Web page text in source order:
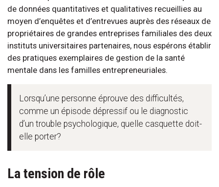
de données quantitatives et qualitatives recueillies au
moyen d’enquêtes et d’entrevues auprès des réseaux de
propriétaires de grandes entreprises familiales des deux
instituts universitaires partenaires, nous espérons établir
des pratiques exemplaires de gestion de la santé
mentale dans les familles entrepreneuriales.
Lorsqu’une personne éprouve des difficultés,
comme un épisode dépressif ou le diagnostic
d’un trouble psychologique, quelle casquette doit-
elle porter?
La tension de rôle